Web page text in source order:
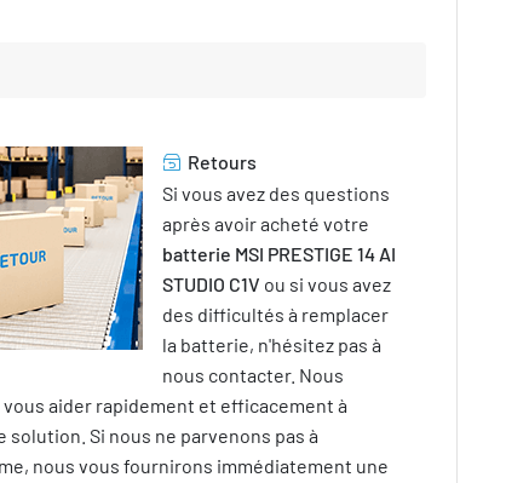
Retours
Si vous avez des questions
après avoir acheté votre
batterie MSI PRESTIGE 14 AI
STUDIO C1V ou si vous avez
des difficultés à remplacer
la batterie, n'hésitez pas à
nous contacter. Nous
aider rapidement et efficacement à
Si nous ne parvenons pas à
nous vous fournirons immédiatement une